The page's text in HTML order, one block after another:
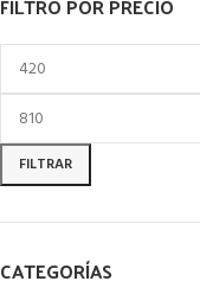
FILTRAR
CATEGORÍAS